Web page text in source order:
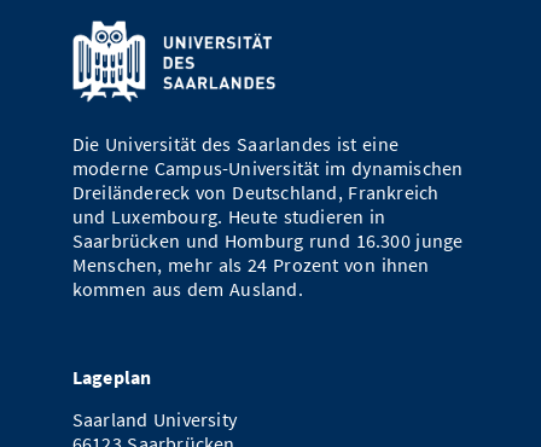
Die Universität des Saarlandes ist eine
moderne Campus-Universität im dynamischen
Dreiländereck von Deutschland, Frankreich
und Luxembourg. Heute studieren in
Saarbrücken und Homburg rund 16.300 junge
Menschen, mehr als 24 Prozent von ihnen
kommen aus dem Ausland.
Lageplan
Saarland University